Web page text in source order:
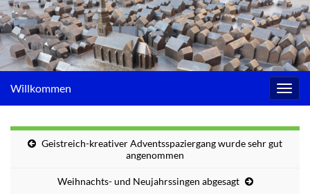
Willkommen
Geistreich-kreativer Adventsspaziergang wurde sehr gut
angenommen
Weihnachts- und Neujahrssingen abgesagt